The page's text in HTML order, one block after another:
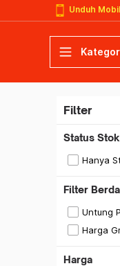
Unduh
Filter
Status Stok
Hanya
Filter
Untung
Harga
Harga